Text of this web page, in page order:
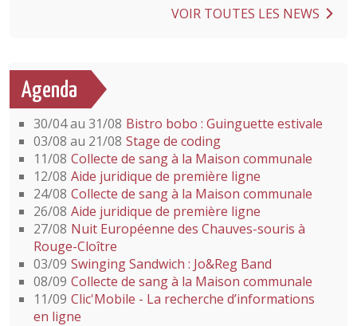
VOIR TOUTES LES NEWS
Agenda
30/04 au 31/08 Bistro bobo : Guinguette estivale
03/08 au 21/08 Stage de coding
11/08 Collecte de sang à la Maison communale
12/08 Aide juridique de première ligne
24/08 Collecte de sang à la Maison communale
26/08 Aide juridique de première ligne
27/08 Nuit Européenne des Chauves-souris à
Rouge-Cloître
03/09 Swinging Sandwich : Jo&Reg Band
08/09 Collecte de sang à la Maison communale
11/09 Clic'Mobile - La recherche d’informations
en ligne